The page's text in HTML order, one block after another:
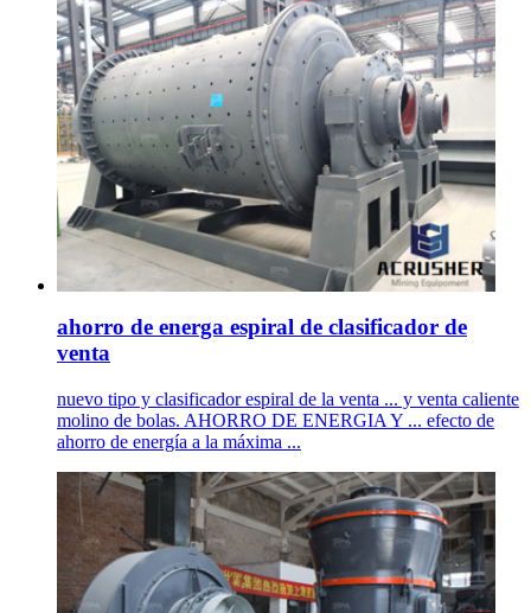
ahorro de energa espiral de clasificador de
venta
nuevo tipo y clasificador espiral de la venta ... y venta caliente
molino de bolas. AHORRO DE ENERGIA Y ... efecto de
ahorro de energía a la máxima ...